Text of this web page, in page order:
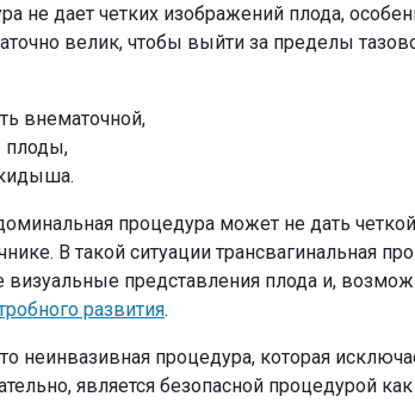
не дает четких изображений плода,
велик, чтобы выйти за пределы
внематочной,
плоды,
процедура может не дать
В такой ситуации трансвагинальная
визуальные представления плода и,
развития.
неинвазивная процедура, которая
является безопасной процедурой